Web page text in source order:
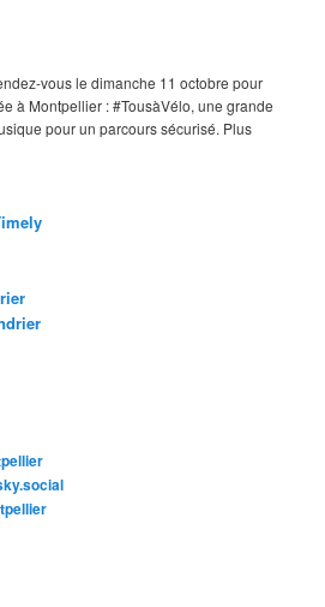
vous le dimanche 11 octobre pour
à Montpellier : #TousàVélo, une grande
pour un parcours sécurisé. Plus